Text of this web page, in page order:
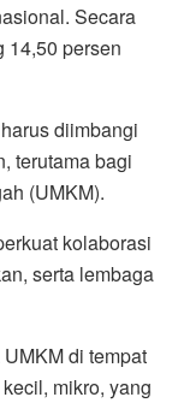
Secara
14,50 persen
diimbangi
terutama bagi
(UMKM).
kolaborasi
serta lembaga
di tempat
mikro, yang